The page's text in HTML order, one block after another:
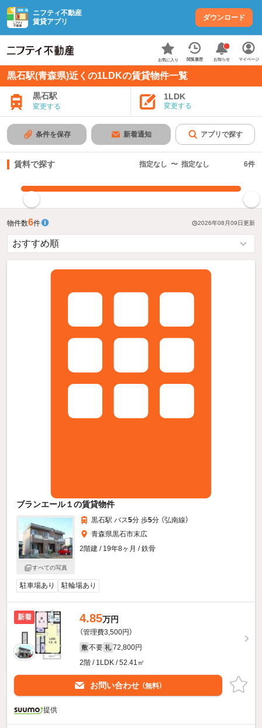
ニフティ不動産
賃貸アプリ
ダウンロード
お気に入り 閲覧履歴 お知らせ マイページ
黒石駅(青森県)近くの1LDKの賃貸物件一覧
黒石駅
変更する
1LDK
変更する
条件を保存 新着通知 アプリで探す
賃料で探す 指定なし 〜 指定なし 6件
物件数6件 2026年08月09日更新
ブランエール１の賃貸物件
すべての写真
黒石駅 バス5分 歩5分 （弘南線）
青森県黒石市末広
2階建 / 19年8ヶ月 / 鉄骨
駐車場あり 駐輪場あり
新着 4.85万円
（管理費3,500円）
敷 不要 礼 72,800円
2階 / 1LDK / 52.41㎡
お問い合わせ （無料）
提供